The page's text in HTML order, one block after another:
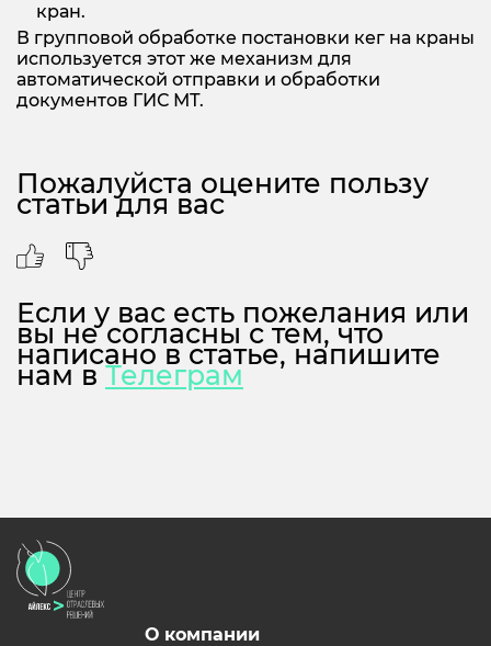
кран.
В групповой обработке постановки кег на краны
используется этот же механизм для
автоматической отправки и обработки
документов ГИС МТ.
Пожалуйста оцените пользу
статьи для вас
Если у вас есть пожелания или
вы не согласны с тем, что
написано в статье, напишите
нам вТелеграм
О компании